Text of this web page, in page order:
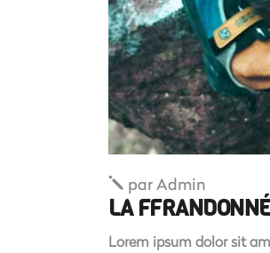
par Admin
LA
Lorem ipsum dolor sit